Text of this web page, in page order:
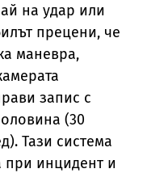
на удар или
прецени, че
маневра,
запис с
(30
Тази система
при инцидент и